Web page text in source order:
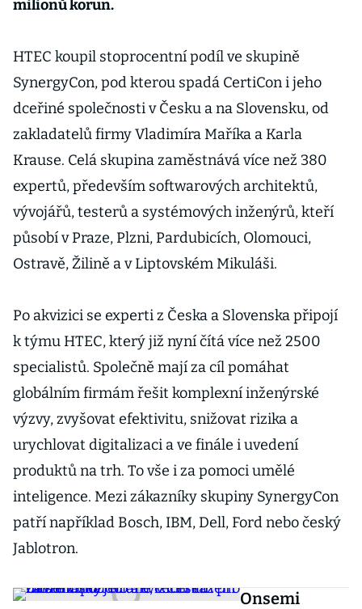
milionů korun.
HTEC koupil stoprocentní podíl ve skupině
SynergyCon, pod kterou spadá CertiCon i jeho
dceřiné společnosti v Česku a na Slovensku, od
zakladatelů firmy Vladimíra Maříka a Karla
Krause. Celá skupina zaměstnává více než 380
expertů, především softwarových architektů,
vývojářů, testerů a systémových inženýrů, kteří
působí v Praze, Plzni, Pardubicích, Olomouci,
Ostravě, Žilině a v Liptovském Mikuláši.
Po akvizici se experti z Česka a Slovenska připojí
k týmu HTEC, který již nyní čítá více než 2500
specialistů. Společně mají za cíl pomáhat
globálním firmám řešit komplexní inženýrské
výzvy, zvyšovat efektivitu, snižovat rizika a
urychlovat digitalizaci a ve finále i uvedení
produktů na trh. To vše i za pomoci umělé
inteligence. Mezi zákazníky skupiny SynergyCon
patří například Bosch, IBM, Dell, Ford nebo český
Jablotron.
Onsemi